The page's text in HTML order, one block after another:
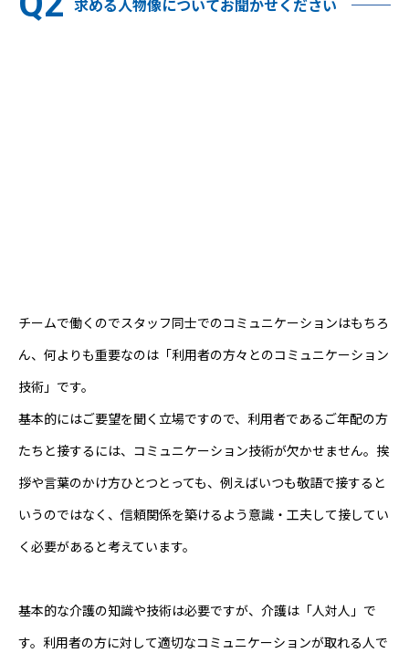
求める人物像についてお聞かせください
チームで働くのでスタッフ同士でのコミュニケーションはもちろ
ん、何よりも重要なのは「利用者の方々とのコミュニケーション
技術」です。
基本的にはご要望を聞く立場ですので、利用者であるご年配の方
たちと接するには、コミュニケーション技術が欠かせません。挨
拶や言葉のかけ方ひとつとっても、例えばいつも敬語で接すると
いうのではなく、信頼関係を築けるよう意識・工夫して接してい
く必要があると考えています。
基本的な介護の知識や技術は必要ですが、介護は「人対人」で
す。利用者の方に対して適切なコミュニケーションが取れる人で